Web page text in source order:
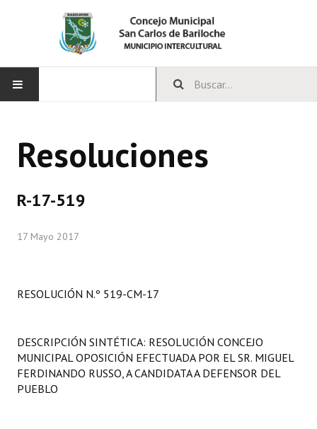
CONCEJO
Comisiones Permanentes
Concejales Mandato Cumplido
LEGISLACIÓN
Constitución Nacional
Resoluciones
R-17-519
17 Mayo 2017
RESOLUCIÓN N.º 519-CM-17
DESCRIPCIÓN SINTÉTICA: RESOLUCIÓN CONCEJO
MUNICIPAL OPOSICIÓN EFECTUADA POR EL SR. MIGUEL
FERDINANDO RUSSO, A CANDIDATA A DEFENSOR DEL
PUEBLO